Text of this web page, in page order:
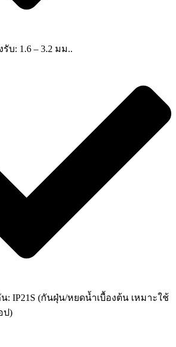
บ: 1.6 – 3.2 มม..
: IP21S (กันฝุ่น/หยดน้ำเบื้องต้น เหมาะใช้
ป)